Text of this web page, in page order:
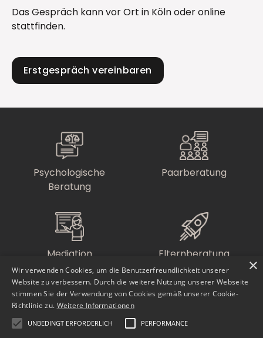
Das Gespräch kann vor Ort in Köln oder online
stattfinden.
Erstgespräch vereinbaren
Psychologische
Beratung
Paarberatung
Mediation Elternberatung
×
Wir verwenden Cookies, um die Benutzerfreundlichkeit unserer
Website zu verbessern. Durch die weitere Nutzung unserer Webseite
stimmen Sie der Verwendung von Cookies gemäß unserer Cookie-
Richtlinie zu. Weitere Informationen
UNBEDINGT ERFORDERLICH PERFORMANCE